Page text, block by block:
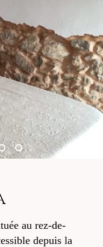
au rez-de-
depuis la